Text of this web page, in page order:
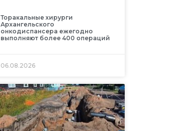
Торакальные хирурги
Архангельского
онкодиспансера ежегодно
выполняют более 400 операций
06.08.2026